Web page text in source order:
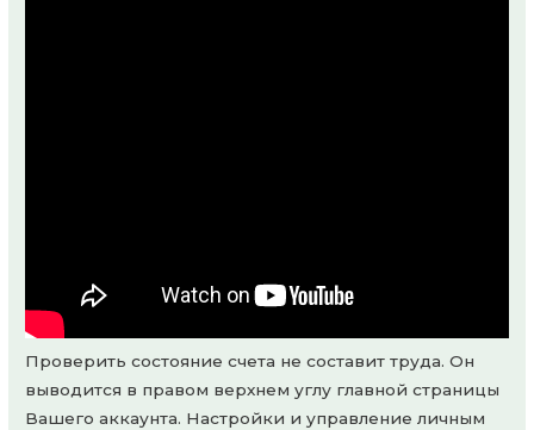
Проверить состояние счета не составит труда. Он
выводится в правом верхнем углу главной страницы
Вашего аккаунта. Настройки и управление личным